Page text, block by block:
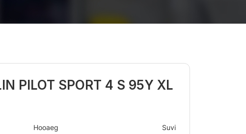
PILOT SPORT 4 S 95Y XL
Hooaeg
Suvi